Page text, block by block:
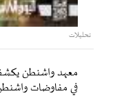
تحليلات
معهد واشنطن
في مفاوضات